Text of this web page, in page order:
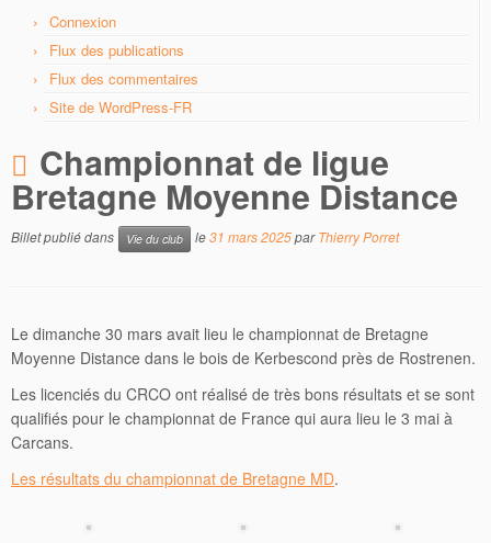
Connexion
Flux des publications
Flux des commentaires
Site de WordPress-FR
Championnat de ligue
Bretagne Moyenne Distance
Billet publié dans Vie du club le31 mars 2025parThierry Porret
Le dimanche 30 mars avait lieu le championnat de Bretagne
Moyenne Distance dans le bois de Kerbescond près de Rostrenen.
Les licenciés du CRCO ont réalisé de très bons résultats et se sont
qualifiés pour le championnat de France qui aura lieu le 3 mai à
Carcans.
Les résultats du championnat de Bretagne MD.